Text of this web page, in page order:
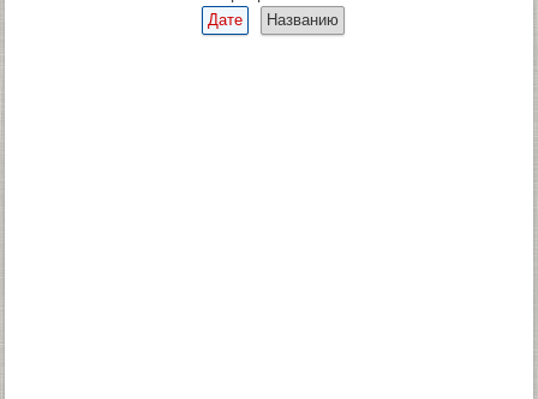
Дате Названию